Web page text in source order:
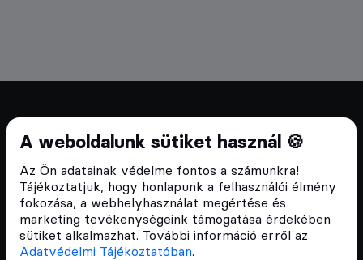
A weboldalunk sütiket használ 🍪
Az Ön adatainak védelme fontos a számunkra!
Tájékoztatjuk, hogy honlapunk a felhasználói élmény
fokozása, a webhelyhasználat megértése és
marketing tevékenységeink támogatása érdekében
sütiket alkalmazhat. További információ erről az
Adatvédelmi Tájékoztatóban.
Cryptofalka 2018 óta
Szívünkön viseljük a blokklánc technológia
népszerűsítését Magyarországon, ezért 2018 óta a
Cryptofalka célja, hogy biztosítsa a hazai közösség
és vállalatok digitális oktatását és fejlődését.